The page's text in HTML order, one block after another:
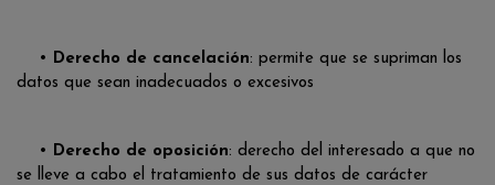
• Derecho de cancelación: permite que se supriman los
datos que sean inadecuados o excesivos
• Derecho de oposición: derecho del interesado a que no
se lleve a cabo el tratamiento de sus datos de carácter